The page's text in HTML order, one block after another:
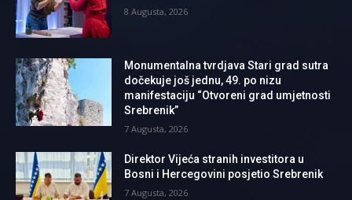
8 Augusta, 2026
Monumentalna tvrdjava Stari grad sutra
dočekuje još jednu, 49. po nizu
manifestaciju “Otvoreni grad umjetnosti
Srebrenik”
7 Augusta, 2026
Direktor Vijeća stranih investitora u
Bosni i Hercegovini posjetio Srebrenik
7 Augusta, 2026